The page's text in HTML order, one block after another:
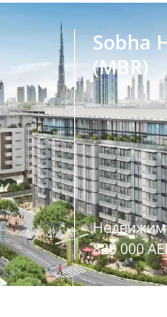
Sobha
(MBR)
829 000